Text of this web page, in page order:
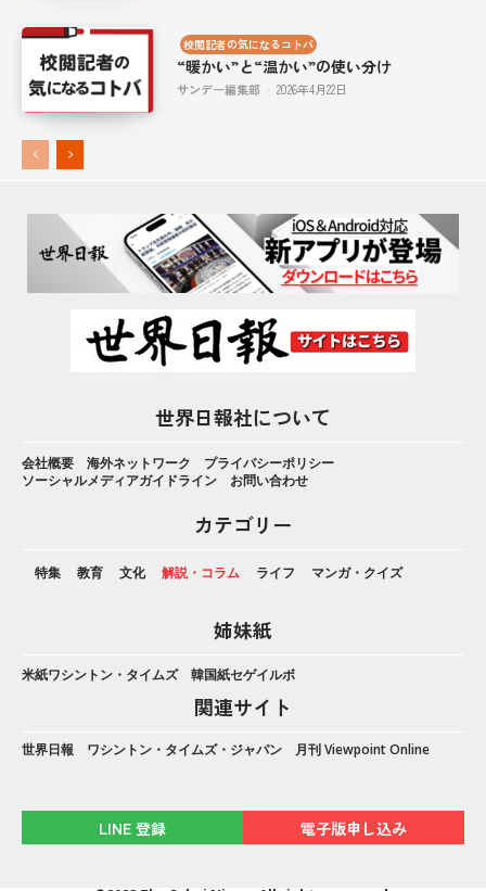
校閲記者の気になるコトバ
“暖かい”と“温かい”の使い分け
サンデー編集部 - 2026年4月22日
世界日報社について
会社概要 海外ネットワーク
プライバシーポリシー
ソーシャルメディアガイドライン
お問い合わせ
カテゴリー
特集 教育 文化 解説・コラム ライフ マンガ・クイズ
姉妹紙
米紙ワシントン・タイムズ 韓国紙セゲイルボ
関連サイト
世界日報 ワシントン・タイムズ・ジャパン 月刊 Viewpoint Online
LINE 登録 電子版申し込み